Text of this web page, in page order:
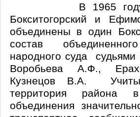
В 1965 году
Бокситогорский и
объединены в один
состав
народного суда
Воробьева А.Ф.,
Кузнецов В.А.
территория района в
объединения